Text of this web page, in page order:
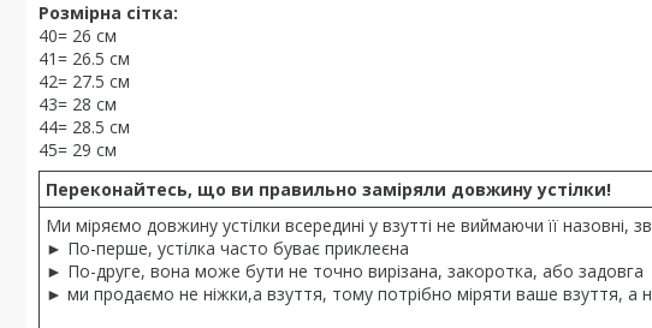
Розмірна сітка:
40= 26 см
41= 26.5 см
42= 27.5 см
43= 28 см
44= 28.5 см
45= 29 см
Переконайтесь, що ви правильно заміряли довжину устілки!
Ми міряємо довжину устілки всередині у взутті не виймаючи її назовні,
► По-перше, устілка часто буває приклеєна
► По-друге, вона може бути не точно вирізана, закоротка, або задовга
► ми продаємо не ніжки,а взуття, тому потрібно міряти ваше взуття, а